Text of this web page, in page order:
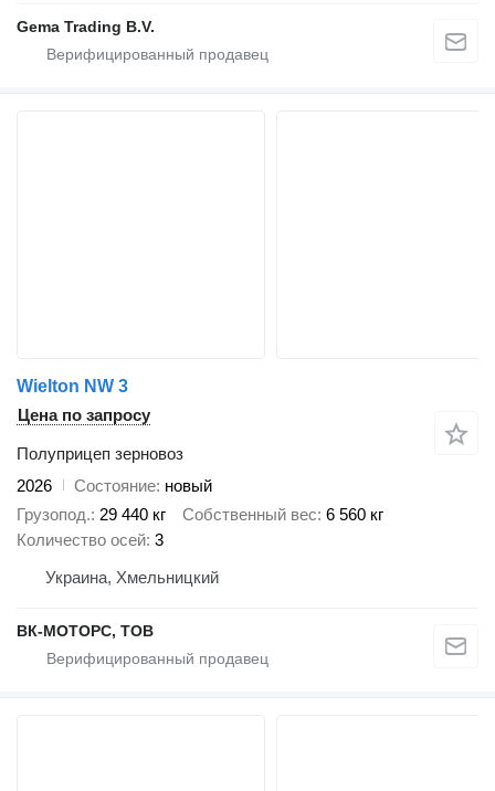
Gema Trading B.V.
Wielton NW 3
Цена по запросу
Полуприцеп зерновоз
2026
Состояние новый
Грузопод. 29 440 кг Собственный вес 6 560 кг
Количество осей 3
Украина, Хмельницкий
ВК-МОТОРС, ТОВ